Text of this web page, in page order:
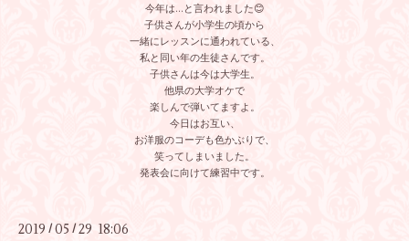
今年は…と言われました😊
子供さんが小学生の頃から
一緒にレッスンに通われている、
私と同い年の生徒さんです。
子供さんは今は大学生。
他県の大学オケで
楽しんで弾いてますよ。
今日はお互い、
お洋服のコーデも色かぶりで、
笑ってしまいました。
発表会に向けて練習中です。
2019 / 05 /29 18:06